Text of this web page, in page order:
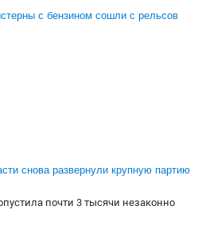
с бензином сошли с рельсов
снова развернули крупную партию
почти 3 тысячи незаконно